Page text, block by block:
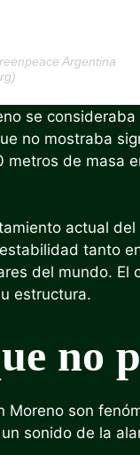
Argentina
se
no mostraba
de masa
actual
tanto
del mundo.
estructura.
no
Moreno son
sonido de la